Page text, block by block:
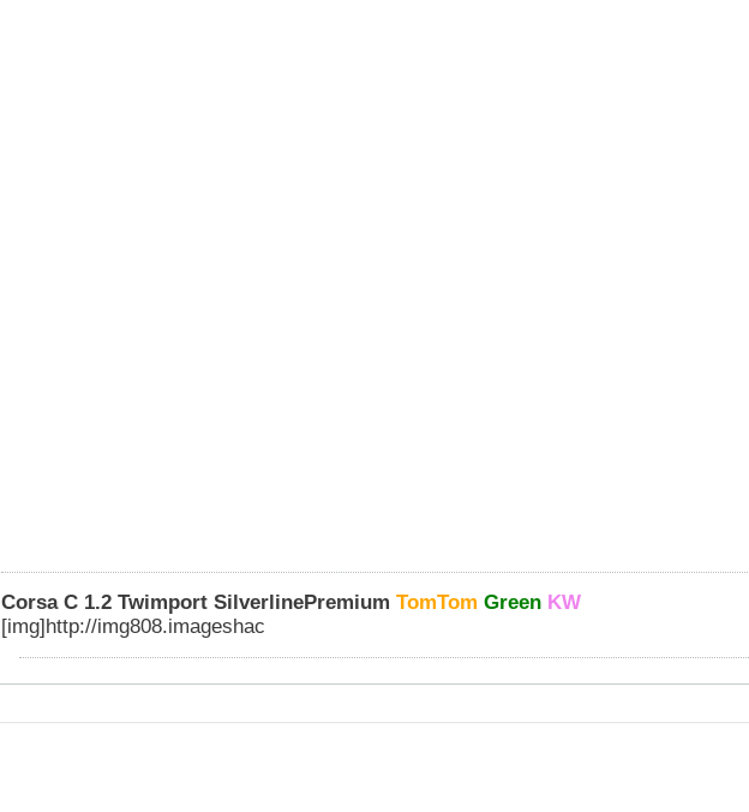
Corsa C 1.2 Twimport SilverlinePremium TomTom Green KW
[img]http://img808.imageshac